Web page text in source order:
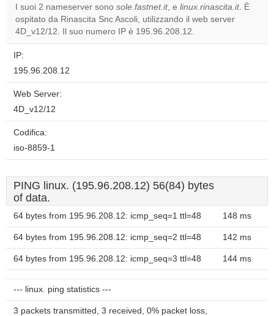
Do you
own this
I suoi 2 nameserver sono sole.fastnet.it, e linux.rinascita.it. È
ospitato da Rinascita Snc Ascoli, utilizzando il web server
4D_v12/12. Il suo numero IP è 195.96.208.12.
IP:
195.96.208.12
Web Server:
4D_v12/12
Codifica:
iso-8859-1
PING linux. (195.96.208.12) 56(84) bytes
of data.
64 bytes from 195.96.208.12: icmp_seq=1 ttl=48 148 ms
64 bytes from 195.96.208.12: icmp_seq=2 ttl=48 142 ms
64 bytes from 195.96.208.12: icmp_seq=3 ttl=48 144 ms
--- linux. ping statistics ---
3 packets transmitted, 3 received, 0% packet loss,